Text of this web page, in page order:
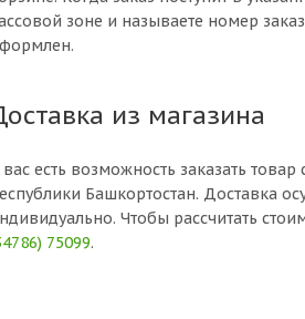
зоне и называете номер
из магазина
есть возможность заказать
Башкортостан. Доставка
Чтобы рассчитать
75099.